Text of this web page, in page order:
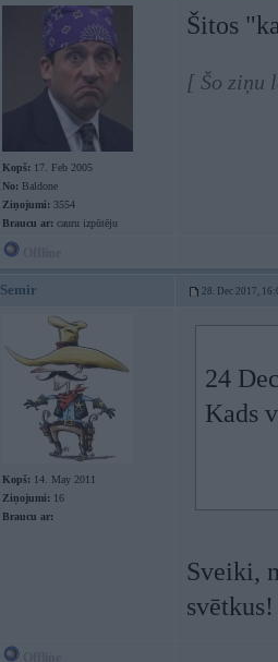
Kopš: 17. Feb 2005
No: Baldone
Ziņojumi: 3554
Braucu ar: cauru izpūtēju
Šitos
[ Šo ziņu
Semir 28. Dec 2017,
Kopš: 14. May 2011
Ziņojumi: 16
Braucu ar:
24
Kads
Sveiki,
svētkus!